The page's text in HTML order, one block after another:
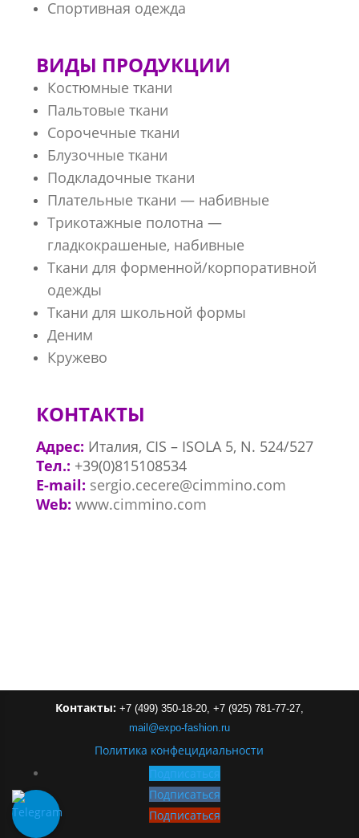
Спортивная одежда
ВИДЫ ПРОДУКЦИИ
Костюмные ткани
Пальтовые ткани
Сорочечные ткани
Блузочные ткани
Подкладочные ткани
Плательные ткани — набивные
Трикотажные полотна —
гладкокрашеные, набивные
Ткани для форменной/корпоративной
одежды
Ткани для школьной формы
Деним
Кружево
КОНТАКТЫ
Адрес: Италия, CIS – ISOLA 5, N. 524/527
Тел.: +39(0)815108534
E-mail: sergio.cecere@cimmino.com
Web: www.cimmino.com
Контакты: +7 (499) 350-18-20, +7 (925) 781-77-27,
mail @expo-fashion.ru
Политика конфецидиальности
Подписаться
Подписаться
Подписаться